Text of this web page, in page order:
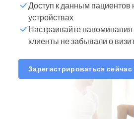
Доступ к данным пациентов
устройствах
Настраивайте напоминания
клиенты не забывали о
Зарегистрироваться сейчас